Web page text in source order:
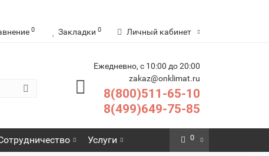
0 Закладки 0 Личный кабинет
Ежедневно, с 10:00 до 20:00
zakaz@onklimat.ru
8(800)511-65-10
8(499)649-75-85
Услуги 0